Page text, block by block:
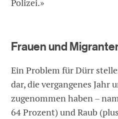
Polizei.»
Frauen und
Ein Problem für Dürr
dar, die vergangenes Jahr
zugenommen haben –
64 Prozent) und Raub